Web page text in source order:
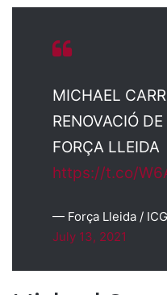
MICHAEL
RENOVACIÓ
FORÇA LLEIDA
https://t.co/
— Força Lleida /
July 13, 2021